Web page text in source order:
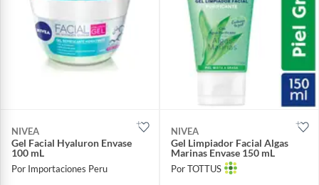
NIVEA
Gel Facial Hyaluron Envase
100 mL
Por Importaciones Peru
NIVEA
Gel Limpiador Facial Algas
Marinas Envase 150 mL
Por TOTTUS